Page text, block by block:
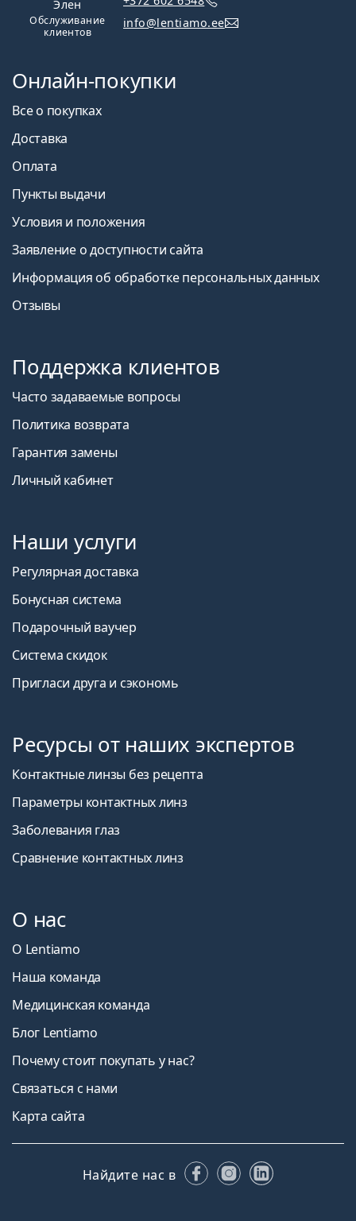
Элен
Обслуживание
клиентов
info@lentiamo.ee
Онлайн-покупки
Все о покупках
Доставка
Оплата
Пункты выдачи
Условия и положения
Заявление о доступности сайта
Информация об обработке персональных данных
Отзывы
Поддержка клиентов
Часто задаваемые вопросы
Политика возврата
Гарантия замены
Личный кабинет
Наши услуги
Регулярная доставка
Бонусная система
Подарочный ваучер
Система скидок
Пригласи друга и сэкономь
Ресурсы от наших экспертов
Контактные линзы без рецепта
Параметры контактных линз
Заболевания глаз
Сравнение контактных линз
О нас
О Lentiamo
Наша команда
Медицинская команда
Блог Lentiamo
Почему стоит покупать у нас?
Связаться с нами
Карта сайта
Найдите нас в FacebookInstagram
LinkedIn